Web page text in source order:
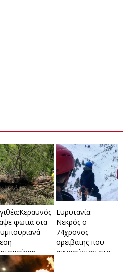
φωτιά στα
Ευρυτανία:
Νεκρός ο
74χρονος
ορειβάτης που
αγνοούνταν στο